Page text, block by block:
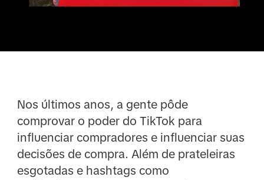
Nos últimos anos, a gente pôde
comprovar o poder do TikTok para
influenciar compradores e influenciar suas
decisões de compra. Além de prateleiras
esgotadas e hashtags como